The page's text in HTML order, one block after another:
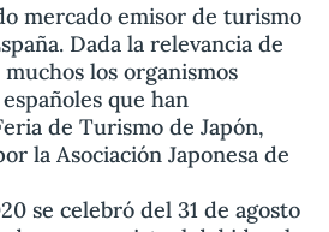
mercado emisor de turismo
Dada la relevancia de
los organismos
que han
de Turismo de Japón,
la Asociación Japonesa de
se celebró del 31 de agosto